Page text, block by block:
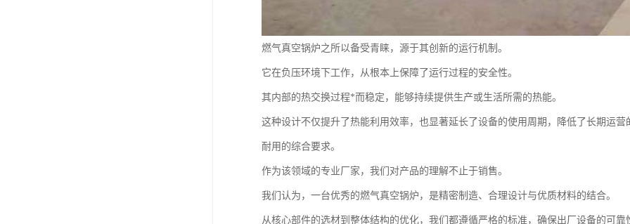
燃气真空锅炉之所以备受青睐，源于其创新的运行机制。
它在负压环境下工作，从根本上保障了运行过程的安全性。
其内部的热交换过程*而稳定，能够持续提供生产或生活所需的热能。
这种设计不仅提升了热能利用效率，也显著延长了设备的使用周期，降低了长期运
耐用的综合要求。
作为该领域的专业厂家，我们对产品的理解不止于销售。
我们认为，一台优秀的燃气真空锅炉，是精密制造、合理设计与优质材料的结合。
从核心部件的选材到整体结构的优化，我们都遵循严格的标准，确保出厂设备的可靠